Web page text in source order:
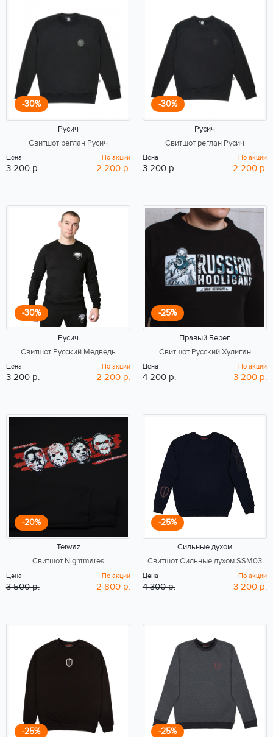
-30%
Русич
Свитшот реглан Русич
Цена
3 200 р.
По акции
2 200 р.
-30%
Русич
Свитшот реглан Русич
Цена
3 200 р.
По акции
2 200 р.
-30%
Русич
Свитшот Русский Медведь
Цена
3 200 р.
По акции
2 200 р.
-25%
Правый Берег
Свитшот Русский Хулиган
Цена
4 200 р.
По акции
3 200 р.
-20%
Teiwaz
Свитшот Nightmares
Цена
3 500 р.
По акции
2 800 р.
-25%
Сильные духом
Свитшот Сильные духом SSM03
Цена
4 300 р.
По акции
3 200 р.
-25% -25%